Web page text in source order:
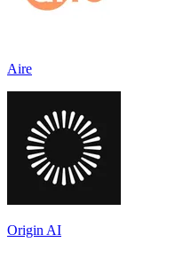
Aire
Origin AI